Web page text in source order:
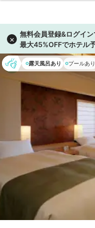
露天風呂あり プールあり